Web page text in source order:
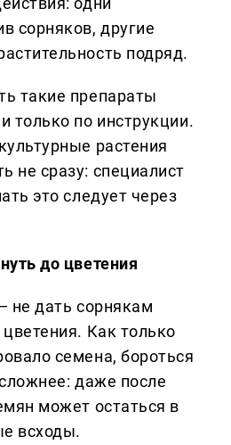
сорняков, другие
подряд.
такие препараты
только по инструкции.
растения
не сразу: специалист
это следует через
до цветения
не дать сорнякам
Как только
семена, бороться
даже после
может остаться в
всходы.